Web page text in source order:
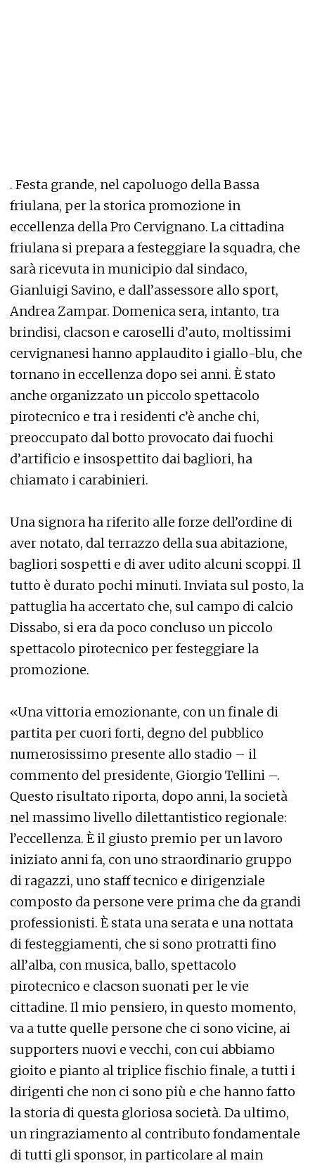
. Festa grande, nel capoluogo della Bassa
friulana, per la storica promozione in
eccellenza della Pro Cervignano. La cittadina
friulana si prepara a festeggiare la squadra, che
sarà ricevuta in municipio dal sindaco,
Gianluigi Savino, e dall’assessore allo sport,
Andrea Zampar. Domenica sera, intanto, tra
brindisi, clacson e caroselli d’auto, moltissimi
cervignanesi hanno applaudito i giallo-blu, che
tornano in eccellenza dopo sei anni. È stato
anche organizzato un piccolo spettacolo
pirotecnico e tra i residenti c’è anche chi,
preoccupato dal botto provocato dai fuochi
d’artificio e insospettito dai bagliori, ha
chiamato i carabinieri.
Una signora ha riferito alle forze dell’ordine di
aver notato, dal terrazzo della sua abitazione,
bagliori sospetti e di aver udito alcuni scoppi. Il
tutto è durato pochi minuti. Inviata sul posto, la
pattuglia ha accertato che, sul campo di calcio
Dissabo, si era da poco concluso un piccolo
spettacolo pirotecnico per festeggiare la
promozione.
«Una vittoria emozionante, con un finale di
partita per cuori forti, degno del pubblico
numerosissimo presente allo stadio – il
commento del presidente, Giorgio Tellini –.
Questo risultato riporta, dopo anni, la società
nel massimo livello dilettantistico regionale:
l’eccellenza. È il giusto premio per un lavoro
iniziato anni fa, con uno straordinario gruppo
di ragazzi, uno staff tecnico e dirigenziale
composto da persone vere prima che da grandi
professionisti. È stata una serata e una nottata
di festeggiamenti, che si sono protratti fino
all’alba, con musica, ballo, spettacolo
pirotecnico e clacson suonati per le vie
cittadine. Il mio pensiero, in questo momento,
va a tutte quelle persone che ci sono vicine, ai
supporters nuovi e vecchi, con cui abbiamo
gioito e pianto al triplice fischio finale, a tutti i
dirigenti che non ci sono più e che hanno fatto
la storia di questa gloriosa società. Da ultimo,
un ringraziamento al contributo fondamentale
di tutti gli sponsor, in particolare al main